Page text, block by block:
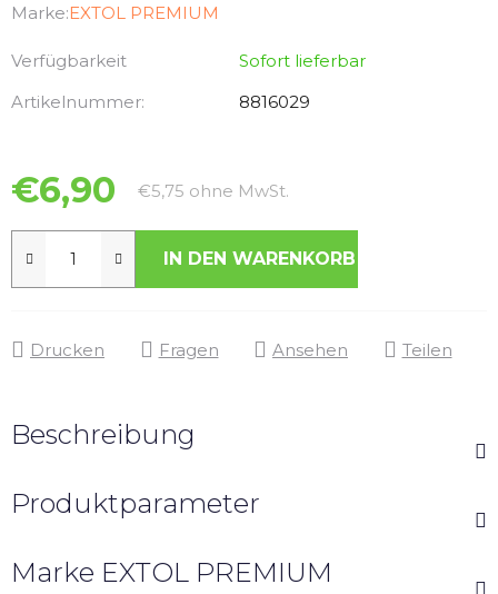
Marke:EXTOL PREMIUM
Verfügbarkeit
Sofort lieferbar
Artikelnummer:
8816029
€6,90 €5,75 ohne MwSt.
IN DEN WARENKORB
Drucken Fragen Ansehen Teilen
Beschreibung
Produktparameter
Marke EXTOL PREMIUM